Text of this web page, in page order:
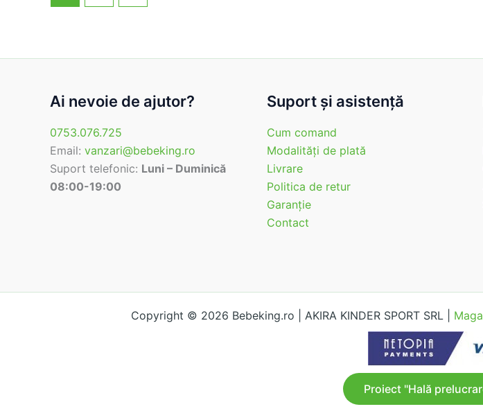
Ai nevoie de ajutor?
0753.076.725
Email: vanzari@bebeking.ro
Suport telefonic: Luni – Duminică
08:00-19:00
Suport şi asistenţă
Cum comand
Modalităţi de plată
Livrare
Politica de retur
Garanţie
Contact
Copyright © 2026 Bebeking.ro | AKIRA KINDER SPORT SRL |
Proiect "Hală